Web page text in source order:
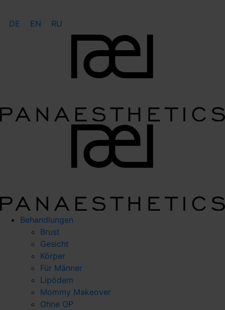
DE EN RU
Behandlungen
Brust
Gesicht
Körper
Für Männer
Lipödem
Mommy Makeover
Ohne OP